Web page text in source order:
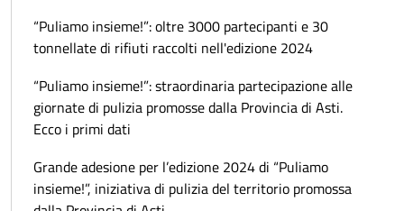
“Puliamo insieme!”: oltre 3000 partecipanti e 30
tonnellate di rifiuti raccolti nell'edizione 2024
“Puliamo insieme!”: straordinaria partecipazione alle
giornate di pulizia promosse dalla Provincia di Asti.
Ecco i primi dati
Grande adesione per l’edizione 2024 di “Puliamo
insieme!”, iniziativa di pulizia del territorio promossa